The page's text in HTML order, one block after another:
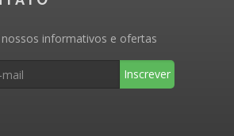
informativos e ofertas
Inscrever